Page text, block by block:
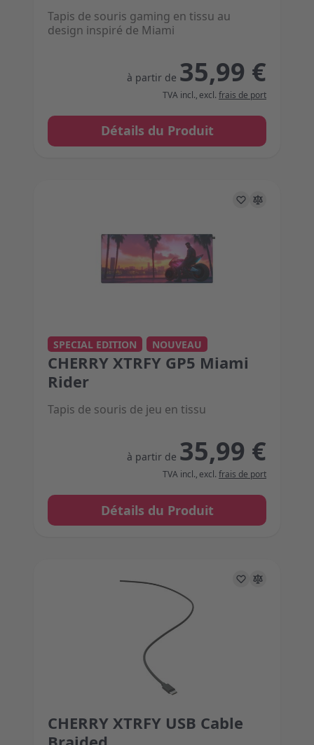
Tapis de souris gaming en tissu au
design inspiré de Miami
à partir de 35,99 €
TVA incl., excl. frais de port
Détails du Produit
Tapis de souris de jeu en tissu
The price depends on the options chosen on the
SPECIAL EDITION NOUVEAU
CHERRY XTRFY GP5 Miami
Rider
à partir de 35,99 €
TVA incl., excl. frais de port
Détails du Produit
The price depends on the options chosen on the
CHERRY XTRFY USB Cable